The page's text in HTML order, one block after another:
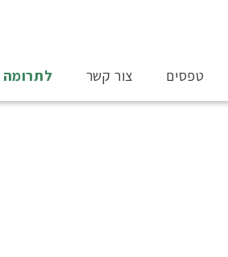
טפסים צור קשר לתרומה